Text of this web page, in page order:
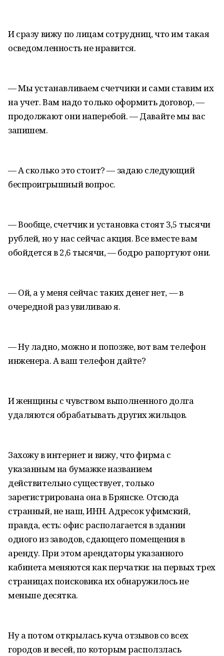
И сразу вижу по лицам сотрудниц, что им такая
осведомленность не нравится.
— Мы устанавливаем счетчики и сами ставим их
на учет. Вам надо только оформить договор, —
продолжают они наперебой. — Давайте мы вас
запишем.
— А сколько это стоит? — задаю следующий
беспроигрышный вопрос.
— Вообще, счетчик и установка стоят 3,5 тысячи
рублей, но у нас сейчас акция. Все вместе вам
обойдется в 2,6 тысячи, — бодро рапортуют они.
— Ой, а у меня сейчас таких денег нет, — в
очередной раз увиливаю я.
— Ну ладно, можно и попозже, вот вам телефон
инженера. А ваш телефон дайте?
И женщины с чувством выполненного долга
удаляются обрабатывать других жильцов.
Захожу в интернет и вижу, что фирма с
указанным на бумажке названием
действительно существует, только
зарегистрирована она в Брянске. Отсюда
странный, не наш, ИНН. Адресок уфимский,
правда, есть: офис располагается в здании
одного из заводов, сдающего помещения в
аренду. При этом арендаторы указанного
кабинета меняются как перчатки: на первых трех
страницах поисковика их обнаружилось не
меньше десятка.
Ну а потом открылась куча отзывов со всех
городов и весей, по которым расползлась